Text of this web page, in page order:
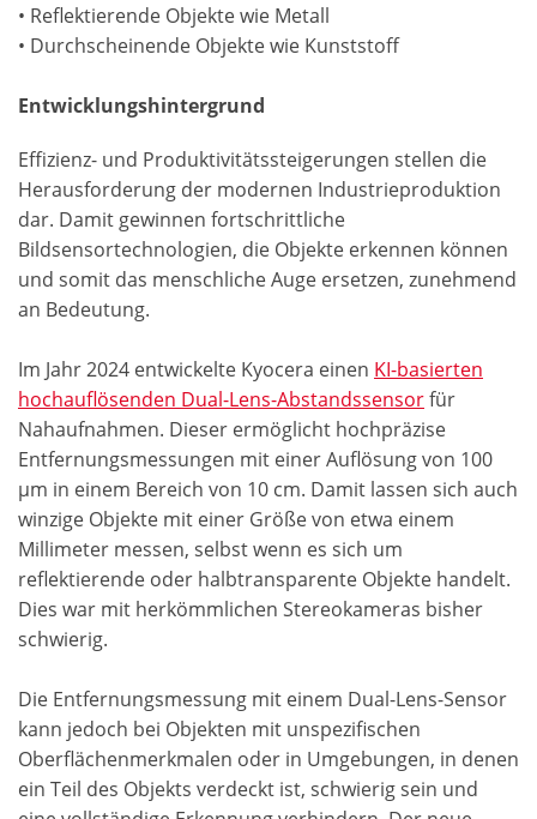
• Reflektierende Objekte wie Metall
• Durchscheinende Objekte wie Kunststoff
Entwicklungshintergrund
Effizienz- und Produktivitätssteigerungen stellen die
Herausforderung der modernen Industrieproduktion
dar. Damit gewinnen fortschrittliche
Bildsensortechnologien, die Objekte erkennen können
und somit das menschliche Auge ersetzen, zunehmend
an Bedeutung.
Im Jahr 2024 entwickelte Kyocera einen KI-basierten
hochauflösenden Dual-Lens-Abstandssensorfür
Nahaufnahmen. Dieser ermöglicht hochpräzise
Entfernungsmessungen mit einer Auflösung von 100
µm in einem Bereich von 10 cm. Damit lassen sich auch
winzige Objekte mit einer Größe von etwa einem
Millimeter messen, selbst wenn es sich um
reflektierende oder halbtransparente Objekte handelt.
Dies war mit herkömmlichen Stereokameras bisher
schwierig.
Die Entfernungsmessung mit einem Dual-Lens-Sensor
kann jedoch bei Objekten mit unspezifischen
Oberflächenmerkmalen oder in Umgebungen, in denen
ein Teil des Objekts verdeckt ist, schwierig sein und